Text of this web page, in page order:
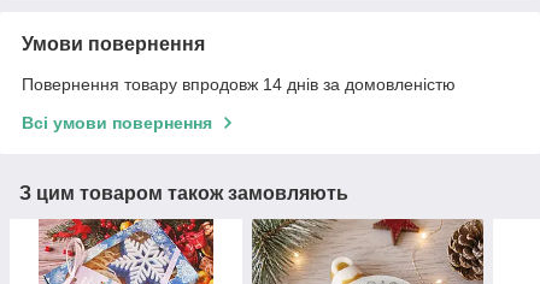
Умови повернення
Повернення товару впродовж 14 днів за домовленістю
Всі умови повернення
З цим товаром також замовляють